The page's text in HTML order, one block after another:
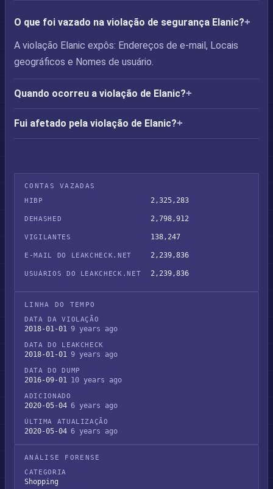
O que foi vazado na violação de segurança Elanic?
A violação Elanic expôs: Endereços de e-mail, Locais
geográficos e Nomes de usuário.
Quando ocorreu a violação de Elanic?
Fui afetado pela violação de Elanic?
CONTAS VAZADAS
HIBP
2,325,283
DEHASHED 2,798,912
VIGILANTES 138,247
E-MAIL DO LEAKCHECK.NET 2,239,836
USUÁRIOS DO LEAKCHECK.NET 2,239,836
LINHA DO TEMPO
DATA DA VIOLAÇÃO
2018-01-01 9 years ago
DATA DO LEAKCHECK
2018-01-01 9 years ago
DATA DO DUMP
2016-09-01 10 years ago
ADICIONADO
2020-05-04 6 years ago
ÚLTIMA ATUALIZAÇÃO
2020-05-04 6 years ago
ANÁLISE FORENSE
CATEGORIA
Shopping